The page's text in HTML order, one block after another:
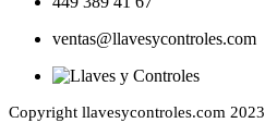
ventas@llavesycontroles.com
Copyright llavesycontroles.com 2023